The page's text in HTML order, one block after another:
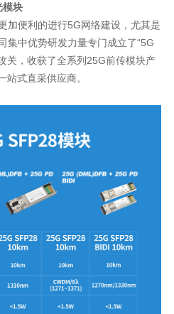
模块
式直采供应商。